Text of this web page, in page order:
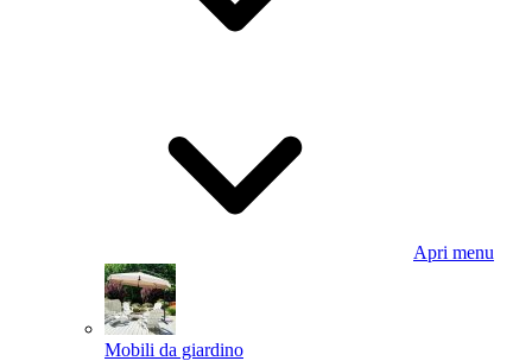
Apri menu
Mobili da giardino